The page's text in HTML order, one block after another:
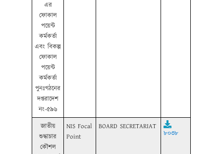
এর
ফোকাল
পয়েন্ট
কর্মকর্তা
এবং বিকল্প
ফোকাল
পয়েন্ট
কর্মকর্তা
পুনঃগঠনের
দপ্তরাদেশ
নং-৫৯৬
জাতীয়
শুদ্ধাচার
কৌশল
NIS Focal
Point
BOARD SECRETARIAT
৮০৩৮